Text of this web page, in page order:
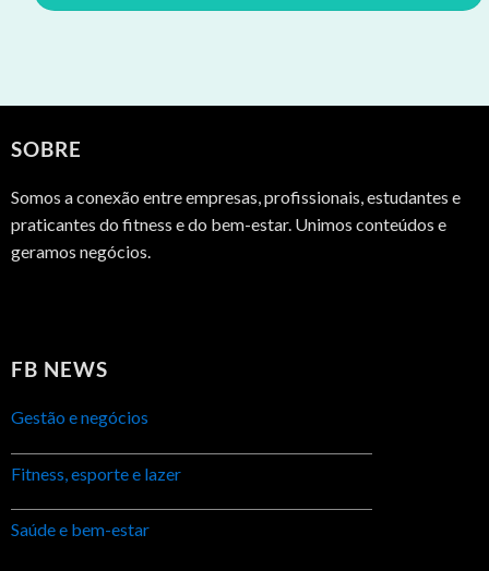
SOBRE
Somos a conexão entre empresas, profissionais, estudantes e
praticantes do fitness e do bem-estar. Unimos conteúdos e
geramos negócios.
FB NEWS
Gestão e negócios
Fitness, esporte e lazer
Saúde e bem-estar